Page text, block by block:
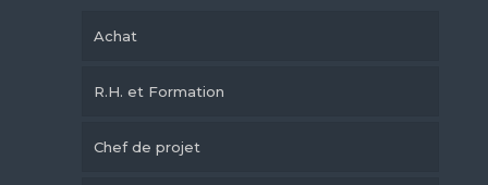
Achat
R.H. et Formation
Chef de projet